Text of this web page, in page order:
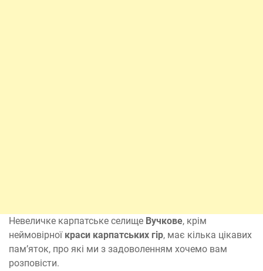
Невеличке карпатське селище Вучкове, крім
неймовірноїкраси карпатських гір, має кілька цікавих
пам’яток, про які ми з задоволенням хочемо вам
розповісти.